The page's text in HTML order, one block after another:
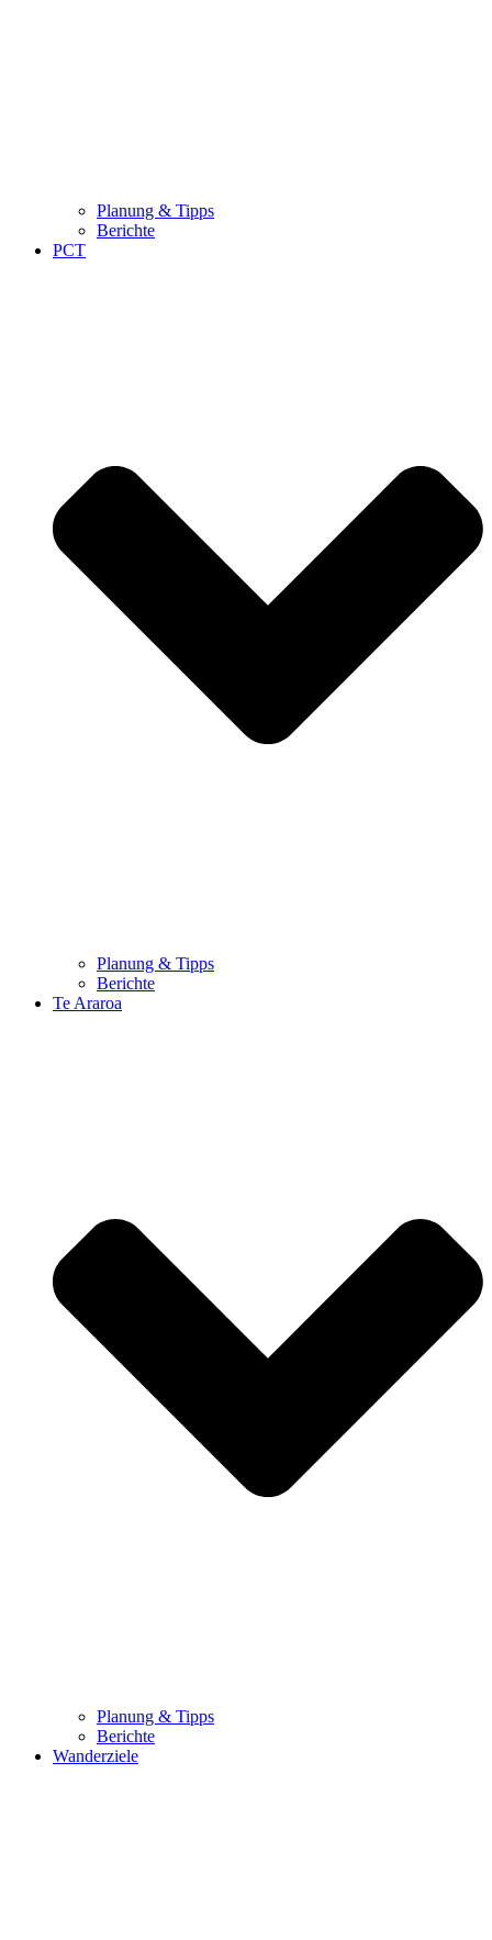
Planung & Tipps
Berichte
PCT
Planung & Tipps
Berichte
Te Araroa
Planung & Tipps
Berichte
Wanderziele